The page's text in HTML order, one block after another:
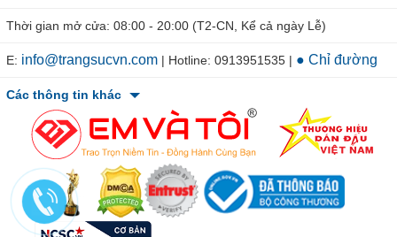
Thời gian mở cửa: 08:00 - 20:00 (T2-CN, Kể cả ngày Lễ)
E: info@trangsucvn.com | Hotline: 0913951535 | ● Chỉ đường
Các thông tin khác